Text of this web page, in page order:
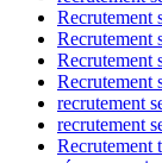
Recrutement
Recrutement
Recrutement
Recrutement
recrutement
recrutement
Recrutement